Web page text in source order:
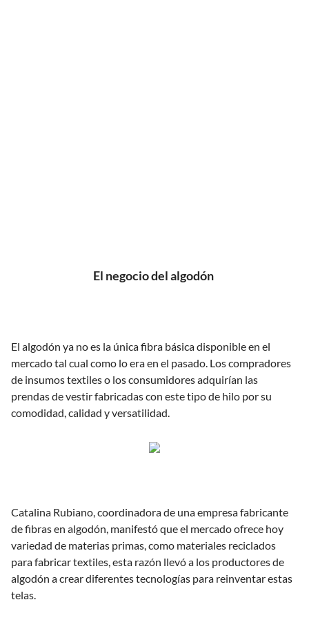
El negocio del algodón
El algodón ya no es la única fibra básica disponible en el
mercado tal cual como lo era en el pasado. Los compradores
de insumos textiles o los consumidores adquirían las
prendas de vestir fabricadas con este tipo de hilo por su
comodidad, calidad y versatilidad.
Catalina Rubiano, coordinadora de una empresa fabricante
de fibras en algodón, manifestó que el mercado ofrece hoy
variedad de materias primas, como materiales reciclados
para fabricar textiles, esta razón llevó a los productores de
algodón a crear diferentes tecnologías para reinventar estas
telas.